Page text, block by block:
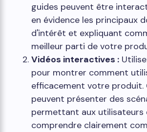
guides peuvent être
en évidence les principaux
d'intérêt et expliquant
meilleur parti de votre
Vidéos interactives :
pour montrer comment
efficacement votre produit.
peuvent présenter des
permettant aux utilisateurs
comprendre clairement